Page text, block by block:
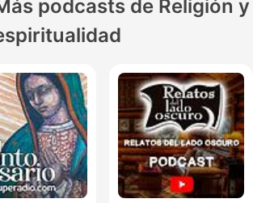
podcasts de Religión y